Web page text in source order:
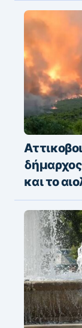
δήμαρχος
και το